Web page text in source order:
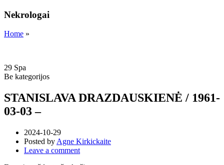
Nekrologai
Home »
29 Spa
Be kategorijos
STANISLAVA DRAZDAUSKIENĖ / 1961-
03-03 –
2024-10-29
Posted by Agne Kirkickaite
Leave a comment